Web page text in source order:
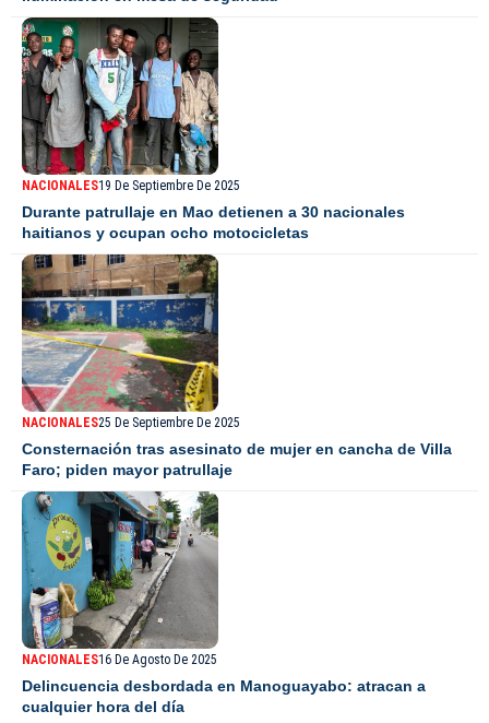
NACIONALES19 De Septiembre De 2025
Durante patrullaje en Mao detienen a 30 nacionales
haitianos y ocupan ocho motocicletas
NACIONALES25 De Septiembre De 2025
Consternación tras asesinato de mujer en cancha de Villa
Faro; piden mayor patrullaje
NACIONALES16 De Agosto De 2025
Delincuencia desbordada en Manoguayabo: atracan a
cualquier hora del día